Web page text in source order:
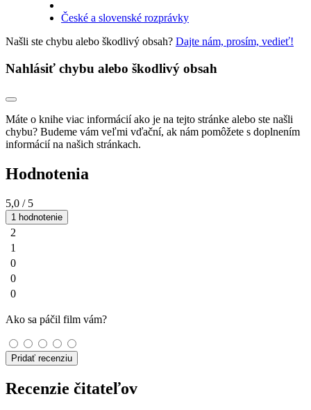
České a slovenské rozprávky
Našli ste chybu alebo škodlivý obsah? Dajte nám, prosím, vedieť!
Nahlásiť chybu alebo škodlivý obsah
Máte o knihe viac informácií ako je na tejto stránke alebo ste našli
chybu? Budeme vám veľmi vďační, ak nám pomôžete s doplnením
informácií na našich stránkach.
Hodnotenia
5,0 / 5
1 hodnotenie
2
1
0
0
0
Ako sa páčil film vám?
Pridať recenziu
Recenzie čitateľov